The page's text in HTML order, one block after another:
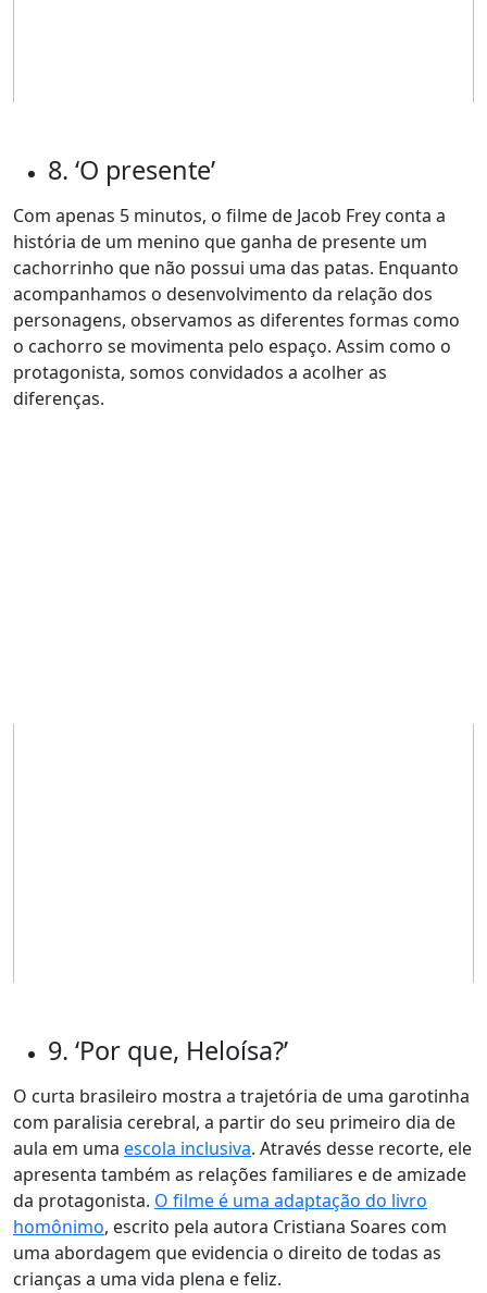
8. ‘O presente’
Com apenas 5 minutos, o filme de Jacob Frey conta a
história de um menino que ganha de presente um
cachorrinho que não possui uma das patas. Enquanto
acompanhamos o desenvolvimento da relação dos
personagens, observamos as diferentes formas como
o cachorro se movimenta pelo espaço. Assim como o
protagonista, somos convidados a acolher as
diferenças.
9. ‘Por que, Heloísa?’
O curta brasileiro mostra a trajetória de uma garotinha
com paralisia cerebral, a partir do seu primeiro dia de
aula em uma escola inclusiva. Através desse recorte, ele
apresenta também as relações familiares e de amizade
da protagonista. O filme é uma adaptação do livro
homônimo, escrito pela autora Cristiana Soares com
uma abordagem que evidencia o direito de todas as
crianças a uma vida plena e feliz.